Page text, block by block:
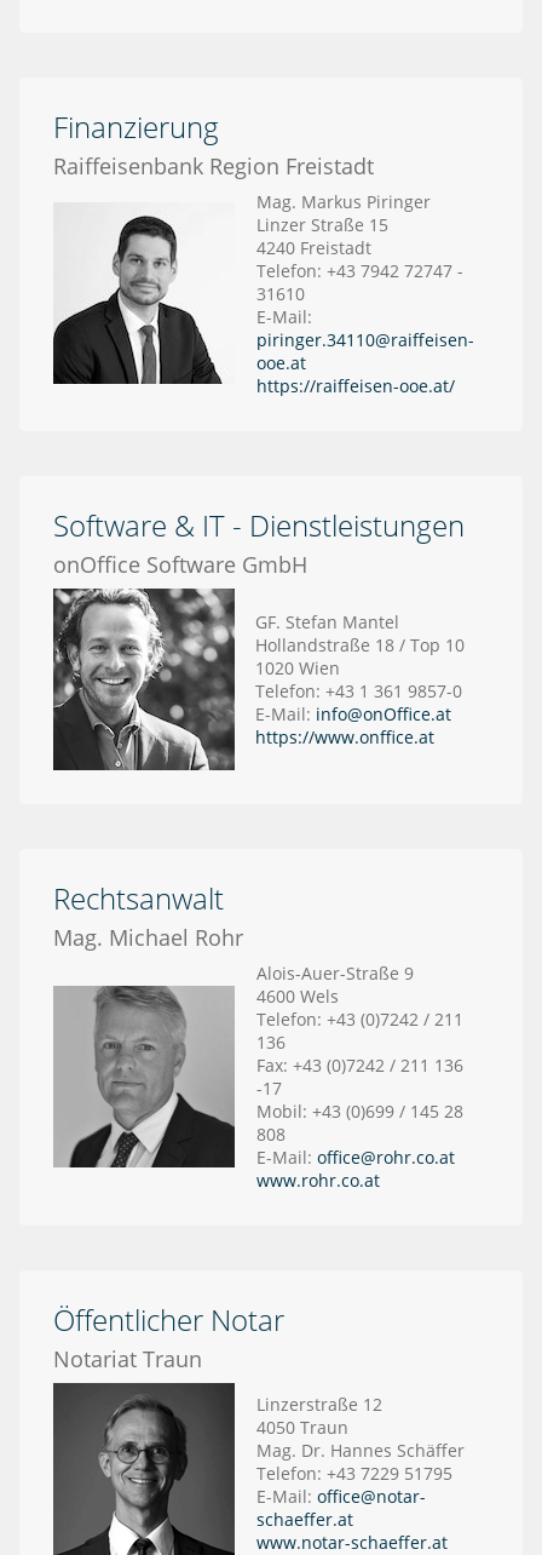
Finanzierung
Raiffeisenbank Region Freistadt
Mag. Markus Piringer
Linzer Straße 15
4240 Freistadt
Telefon: +43 7942 72747 -
31610
E-Mail:
piringer.34110@raiffeisen-
ooe.at
https://raiffeisen-ooe.at/
Software & IT - Dienstleistungen
onOffice Software GmbH
GF. Stefan Mantel
Hollandstraße 18 / Top 10
1020 Wien
Telefon: +43 1 361 9857-0
E-Mail: info@onOffice.at
https://www.onffice.at
Rechtsanwalt
Mag. Michael Rohr
Alois-Auer-Straße 9
4600 Wels
Telefon: +43 (0)7242 / 211
136
Fax: +43 (0)7242 / 211 136
-17
Mobil: +43 (0)699 / 145 28
808
E-Mail: office@rohr.co.at
www.rohr.co.at
Öffentlicher Notar
Notariat Traun
Linzerstraße 12
4050 Traun
Mag. Dr. Hannes Schäffer
Telefon: +43 7229 51795
E-Mail: office@notar-
schaeffer.at
www.notar-schaeffer.at